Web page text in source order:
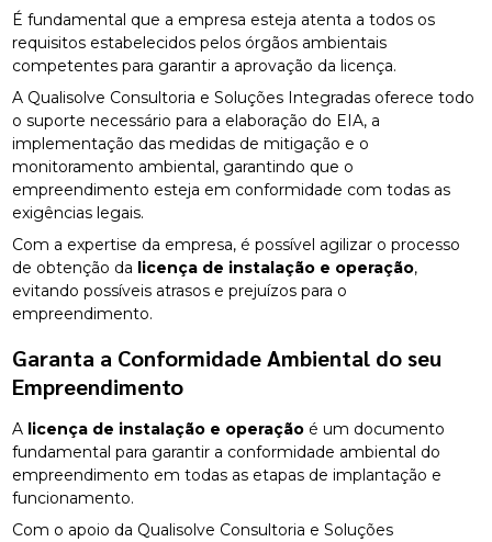
É fundamental que a empresa esteja atenta a todos os
requisitos estabelecidos pelos órgãos ambientais
competentes para garantir a aprovação da licença.
A Qualisolve Consultoria e Soluções Integradas oferece todo
o suporte necessário para a elaboração do EIA, a
implementação das medidas de mitigação e o
monitoramento ambiental, garantindo que o
empreendimento esteja em conformidade com todas as
exigências legais.
Com a expertise da empresa, é possível agilizar o processo
de obtenção da licença de instalação e operação,
evitando possíveis atrasos e prejuízos para o
empreendimento.
Garanta a Conformidade Ambiental do seu
Empreendimento
A licença de instalação e operação é um documento
fundamental para garantir a conformidade ambiental do
empreendimento em todas as etapas de implantação e
funcionamento.
Com o apoio da Qualisolve Consultoria e Soluções